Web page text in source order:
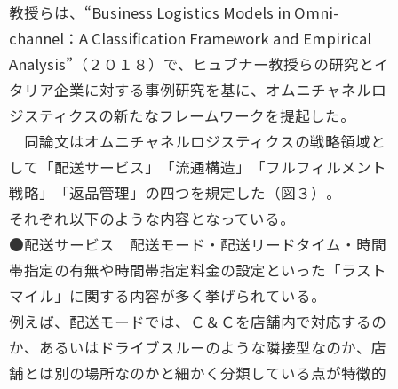
教授らは、“Business Logistics Models in Omni-
channel：A Classification Framework and Empirical
Analysis”（２０１８）で、ヒュブナー教授らの研究とイ
タリア企業に対する事例研究を基に、オムニチャネルロ
ジスティクスの新たなフレームワークを提起した。
同論文はオムニチャネルロジスティクスの戦略領域と
して「配送サービス」「流通構造」「フルフィルメント
戦略」「返品管理」の四つを規定した（図３）。
それぞれ以下のような内容となっている。
●配送サービス 配送モード・配送リードタイム・時間
帯指定の有無や時間帯指定料金の設定といった「ラスト
マイル」に関する内容が多く挙げられている。
例えば、配送モードでは、Ｃ＆Ｃを店舗内で対応するの
か、あるいはドライブスルーのような隣接型なのか、店
舗とは別の場所なのかと細かく分類している点が特徴的